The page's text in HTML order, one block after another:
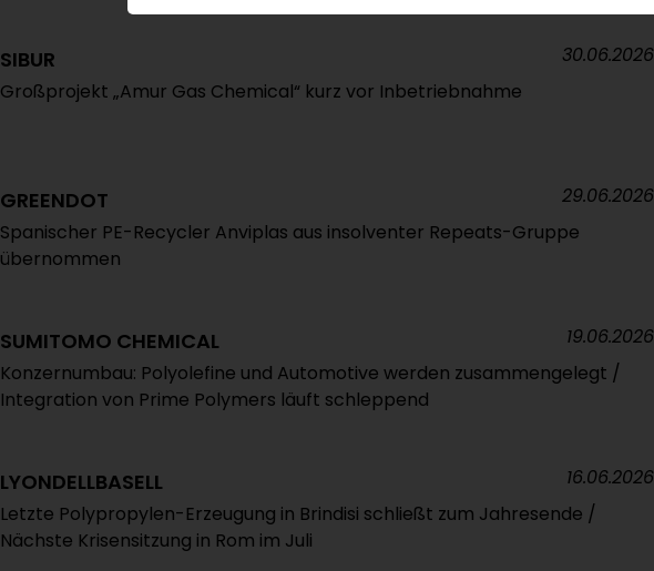
SIBUR
Großprojekt „Amur Gas Chemical“ kurz vor Inbetriebnahme
30.06.2026
GREENDOT
Spanischer PE-Recycler Anviplas aus insolventer Repeats-Gruppe
übernommen
29.06.2026
SUMITOMO CHEMICAL
Konzernumbau: Polyolefine und Automotive werden zusammengelegt /
Integration von Prime Polymers läuft schleppend
19.06.2026
LYONDELLBASELL
Letzte Polypropylen-Erzeugung in Brindisi schließt zum Jahresende /
Nächste Krisensitzung in Rom im Juli
16.06.2026